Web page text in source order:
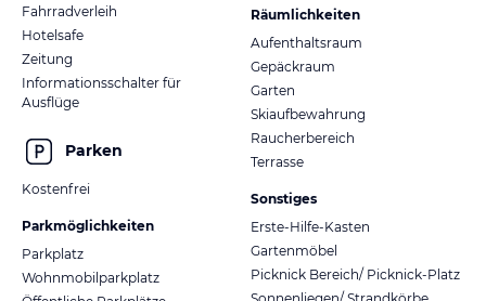
Fahrradverleih
Hotelsafe
Zeitung
Informationsschalter für
Ausflüge
Parken
Kostenfrei
Parkmöglichkeiten
Parkplatz
Wohnmobilparkplatz
Räumlichkeiten
Aufenthaltsraum
Gepäckraum
Garten
Skiaufbewahrung
Raucherbereich
Terrasse
Sonstiges
Erste-Hilfe-Kasten
Gartenmöbel
Picknick Bereich/ Picknick-Platz